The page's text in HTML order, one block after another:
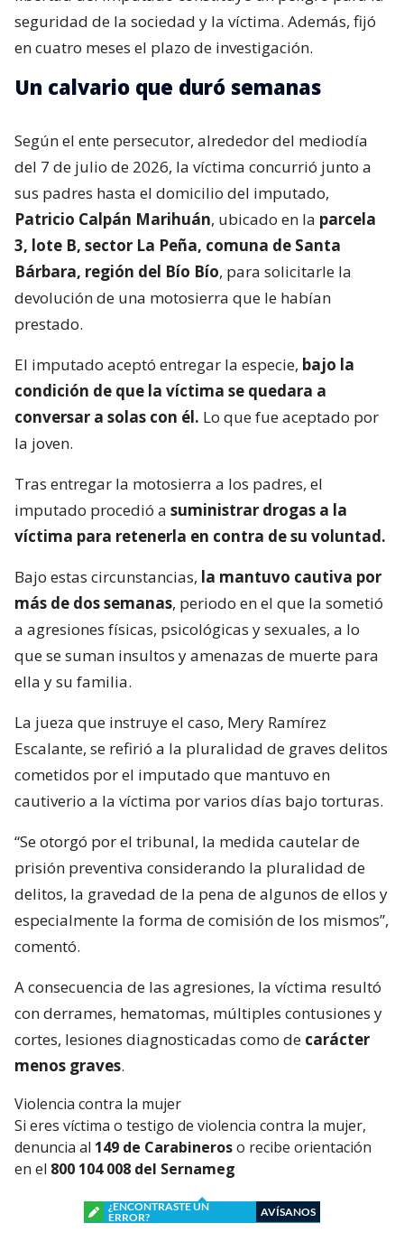
seguridad de la sociedad y la víctima. Además, fijó
en cuatro meses el plazo de investigación.
Un calvario que duró semanas
Según el ente persecutor, alrededor del mediodía
del 7 de julio de 2026, la víctima concurrió junto a
sus padres hasta el domicilio del imputado,
Patricio Calpán Marihuán, ubicado en la parcela
3, lote B, sector La Peña, comuna de Santa
Bárbara, región del Bío Bío, para solicitarle la
devolución de una motosierra que le habían
prestado.
El imputado aceptó entregar la especie, bajo la
condición de que la víctima se quedara a
conversar a solas con él. Lo que fue aceptado por
la joven.
Tras entregar la motosierra a los padres, el
imputado procedió a suministrar drogas a la
víctima para retenerla en contra de su voluntad.
Bajo estas circunstancias, la mantuvo cautiva por
más de dos semanas, periodo en el que la sometió
a agresiones físicas, psicológicas y sexuales, a lo
que se suman insultos y amenazas de muerte para
ella y su familia.
La jueza que instruye el caso, Mery Ramírez
Escalante, se refirió a la pluralidad de graves delitos
cometidos por el imputado que mantuvo en
cautiverio a la víctima por varios días bajo torturas.
“Se otorgó por el tribunal, la medida cautelar de
prisión preventiva considerando la pluralidad de
delitos, la gravedad de la pena de algunos de ellos y
especialmente la forma de comisión de los mismos”,
comentó.
A consecuencia de las agresiones, la víctima resultó
con derrames, hematomas, múltiples contusiones y
cortes, lesiones diagnosticadas como de carácter
menos graves.
Violencia contra la mujer
Si eres víctima o testigo de violencia contra la mujer,
denuncia al 149 de Carabineroso recibe orientación
en el 800 104 008 del Sernameg
¿ENCONTRASTE UN
ERROR?
AVÍSANOS